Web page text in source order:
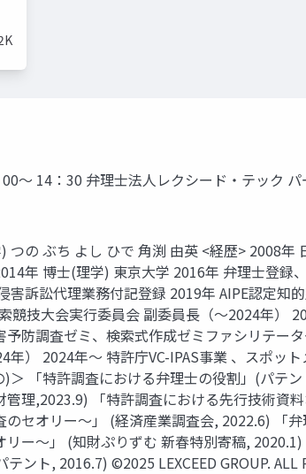
～ 14：30 弁理士法人レクシード・テック
の ぶち よし ひで 角渕 由英 <経歴> 2008年
年 博士(理学) 東京大学 2016年 弁理士登録
訴訟代理業務付記登録 2019年 AIPE認定知
技大会実行委員会 副委員長（～2024年）
防調査ゼミ、検索式作成ゼミファシリテー
） 2024年～ 特許庁VC-IPAS事業 、スポッ
「特許調査における弁理士の役割」(パテ
理,2023.9) 「特許調査における先行技術資
セオリー～」 (経済産業調査会, 2022.6) 「
ー～」 (知財ぷりずむ 新春特別寄稿,
ト, 2016.7) ©2025 LEXCEED GROUP. ALL